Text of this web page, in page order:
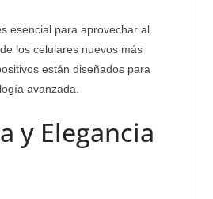
esencial para aprovechar al
los celulares nuevos más
están diseñados para
avanzada.
y Elegancia